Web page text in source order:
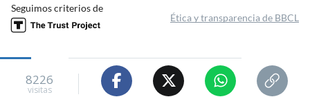
Seguimos criterios de
Ética y transparencia de BBCL
8226
visitas